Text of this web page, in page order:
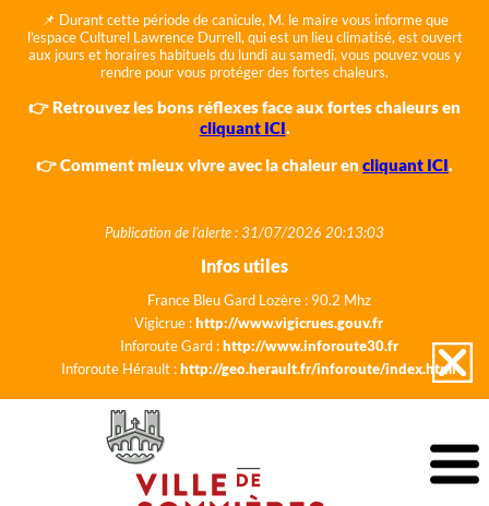
📌 Durant cette période de canicule, M. le maire vous informe que
l'espace Culturel Lawrence Durrell, qui est un lieu climatisé, est ouvert
aux jours et horaires habituels du lundi au samedi, vous pouvez vous y
rendre pour vous protéger des fortes chaleurs.
👉 Retrouvez les bons réflexes face aux fortes chaleurs en
cliquant ICI.
👉 Comment mieux vivre avec la chaleur en cliquant ICI.
Publication de l'alerte : 31/07/2026 20:13:03
Infos utiles
France Bleu Gard Lozère : 90.2 Mhz
Vigicrue :http://www.vigicrues.gouv.fr
Inforoute Gard :http://www.inforoute30.fr
Inforoute Hérault :http://geo.herault.fr/inforoute/index.html